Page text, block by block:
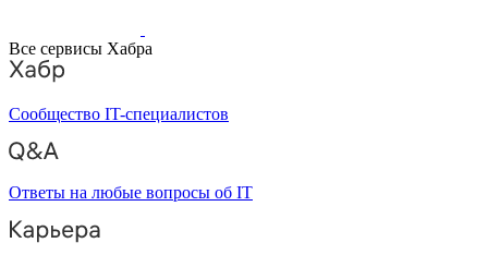
Все сервисы Хабра
Сообщество IT-специалистов
Ответы на любые вопросы об IT